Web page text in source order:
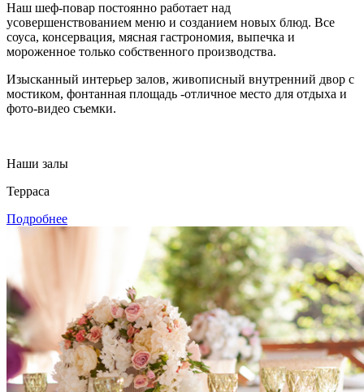
Наш шеф-повар постоянно работает над
усовершенствованием меню и созданием новых блюд. Все
соуса, консервация, мясная гастрономия, выпечка и
мороженное только собственного производства.
Изысканный интерьер залов, живописный внутренний двор с
мостиком, фонтанная площадь -отличное место для отдыха и
фото-видео съемки.
Наши залы
Терраса
Подробнее